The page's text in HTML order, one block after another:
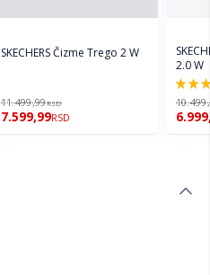
SKECHERS Čizme Trego 2 W
11.499,99RSD
7.599,99RSD
2.0 W
100%